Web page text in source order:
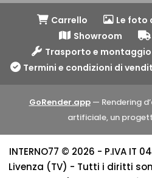
Carrello
Le foto
Showroom
Trasporto e montaggio
Termini e condizioni di
GoRender.app— Rendering
artificiale, un
INTERNO77 © 2026 - P.IVA IT
Livenza (TV) - Tutti i diritti